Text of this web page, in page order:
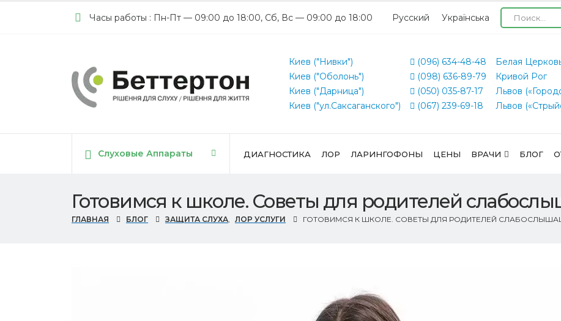
Часы работы : Пн-Пт — 09:00 до 18:00, Сб, Вс — 09:00 до 18:00 Русский Українська
Киев ("Нивки")
Киев ("Оболонь")
Киев ("Дарница")
Киев ("ул.Саксаганского")
(096) 634-48-48
(098) 636-89-79
(050) 035-87-17
(067) 239-69-18
Белая
Кривой Рог
Львов
Львов
Cлуховые Аппараты ДИАГНОСТИКА ЛОР ЛАРИНГОФОНЫ ЦЕНЫ ВРАЧИ БЛОГ
Готовимся к школе. Советы для родителей
ГЛАВНАЯ БЛОГ ЗАЩИТА СЛУХА, ЛОР УСЛУГИ ГОТОВИМСЯ К ШКОЛЕ. СОВЕТЫ ДЛЯ РОДИТЕЛЕЙ